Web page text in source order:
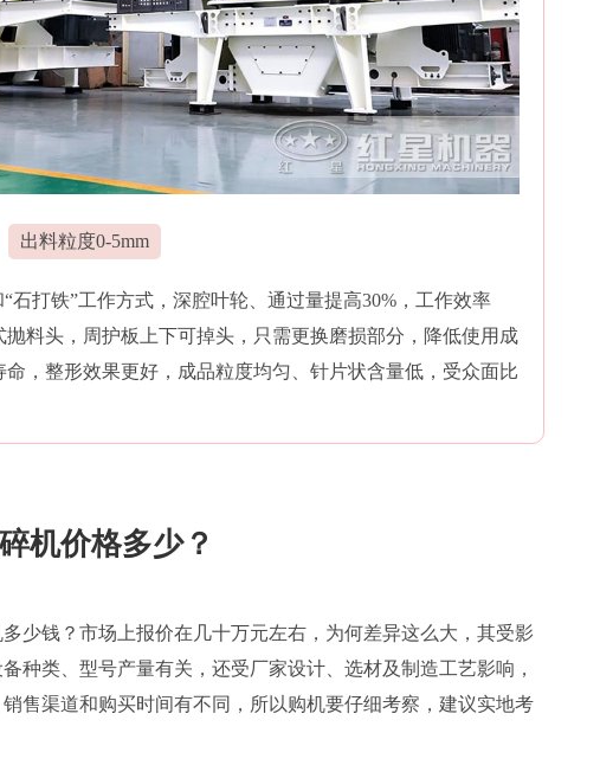
出料粒度0-5mm
“石打铁”工作方式，深腔叶轮、通过量提高30%，工作效率
抛料头，周护板上下可掉头，只需更换磨损部分，降低使用成
命，整形效果更好，成品粒度均匀、针片状含量低，受众面比
机价格多少？
少钱？市场上报价在几十万元左右，为何差异这么大，其受影
种类、型号产量有关，还受厂家设计、选材及制造工艺影响，
售渠道和购买时间有不同，所以购机要仔细考察，建议实地考